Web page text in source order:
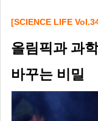
[SCIENCE LIFE
올림픽과 과
바꾸는 비밀